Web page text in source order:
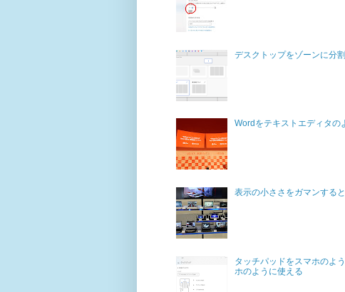
デスクトップをゾーンに分
Wordをテキストエディタの
表示の小ささをガマンする
タッチパッドをスマホのよ
ホのように使える